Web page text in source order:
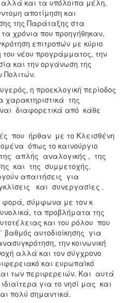
αλλά και τα υπόλοιπα μέλη,
αποτίμηση και
της Παράταξης στα
χρόνια που προηγήθηκαν,
επιτροπών με κύριο
νέου προγράμματος, την
και την οργάνωση της
η προεκλογική περίοδος
χαρακτηριστικά της
διαφορετικά από κάθε
που ήρθαν με το Κλεισθένη
όπως το καινούργιο
απλής αναλογικής , της
και της συμμετοχής.
απαιτήσεις για
και συνεργασίες .
φορά, σύμφωνα με τον κ
τα προβλήματα της
και του ρόλου που
αυτοδιοίκησης για
την κοινωνική
αλλά και τον σύγχρονο
και ευρωπαϊκό
των περιφερειών. Και αυτά
για το νησί μας και
πολύ σημαντικά.